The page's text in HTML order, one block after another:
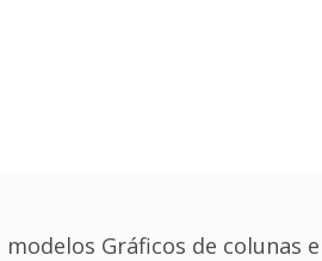
Gráficos de colunas